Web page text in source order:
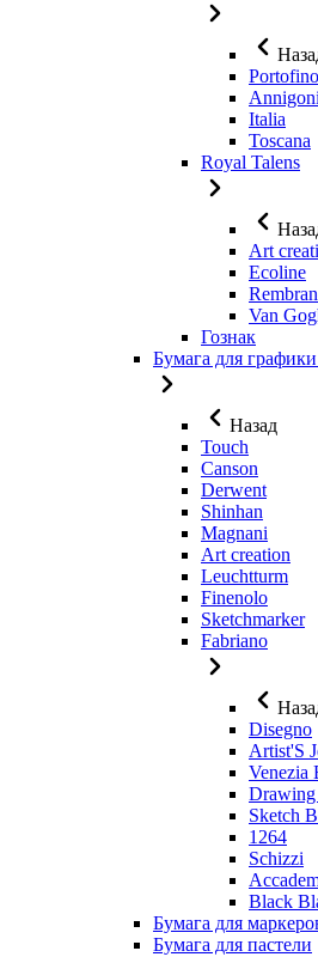
Portofino
Italia
Toscana
Royal Talens
Art
Ecoline
Van
Гознак
Бумага для
Назад
Touch
Canson
Derwent
Shinhan
Magnani
Art creation
Leuchtturm
Finenolo
Sketchmarker
Fabriano
Disegno
Artist'S
Venezia
Sketch
1264
Schizzi
Black
Бумага для
Бумага для пастели